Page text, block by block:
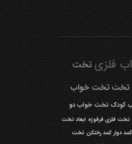
فلزیتخت
تختتخت خواب
کودک تخت خواب دو
تخت فلزی فرفوژه ابعاد تخت
کمد دوار کمد رختکن تخت